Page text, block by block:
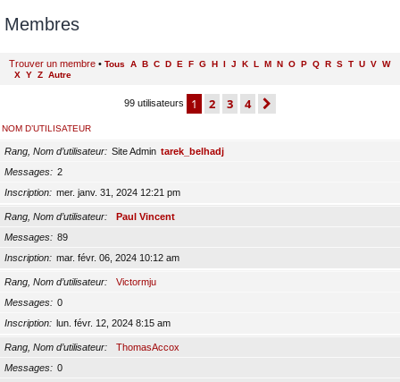
Membres
Trouver un membre • Tous A B C D E F G H I J K L M N O P Q R S T U V W
X Y Z Autre
99 utilisateurs 1 2 3 4
NOM D’UTILISATEUR
Rang, Nom d’utilisateur Site Admin tarek_belhadj
Messages
2
Inscription
mer. janv. 31, 2024 12:21 pm
Rang, Nom d’utilisateur
Paul Vincent
Messages
89
Inscription
mar. févr. 06, 2024 10:12 am
Rang, Nom d’utilisateur
Victormju
Messages
0
Inscription
lun. févr. 12, 2024 8:15 am
Rang, Nom d’utilisateur
ThomasAccox
Messages
0